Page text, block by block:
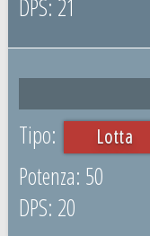
21
Lotta
50
20